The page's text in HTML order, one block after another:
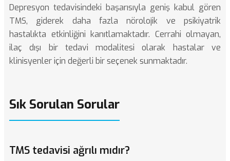
Depresyon tedavisindeki başarısıyla geniş kabul gören
TMS, giderek daha fazla nörolojik ve psikiyatrik
hastalıkta etkinliğini kanıtlamaktadır. Cerrahi olmayan,
ilaç dışı bir tedavi modalitesi olarak hastalar ve
klinisyenler için değerli bir seçenek sunmaktadır.
Sık Sorulan Sorular
TMS tedavisi ağrılı mıdır?